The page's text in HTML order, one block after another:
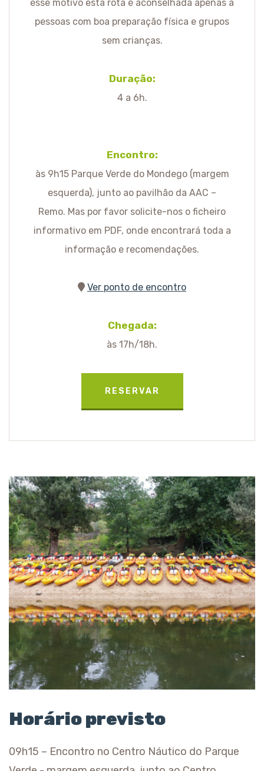
esse motivo esta rota é aconselhada apenas a
pessoas com boa preparação física e grupos
sem crianças.
Duração:
4 a 6h.
Encontro:
às 9h15 Parque Verde do Mondego (margem
esquerda), junto ao pavilhão da AAC –
Remo. Mas por favor solicite-nos o ficheiro
informativo em PDF, onde encontrará toda a
informação e recomendações.
Ver ponto de encontro
Chegada:
às 17h/18h.
RESERVAR
Horário previsto
09h15 – Encontro no Centro Náutico do Parque